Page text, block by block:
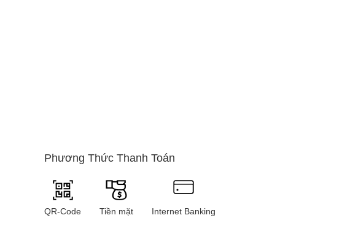
Tương tự điện thoại chơi game,
Tại sao nên mua điện
- Được trang bị nhiều công nghệ hiện
Hỗ trợ tốt cho việc liên lạc, làm việc
Phương Thức Thanh Toán
QR-Code Tiền mặt Internet Banking